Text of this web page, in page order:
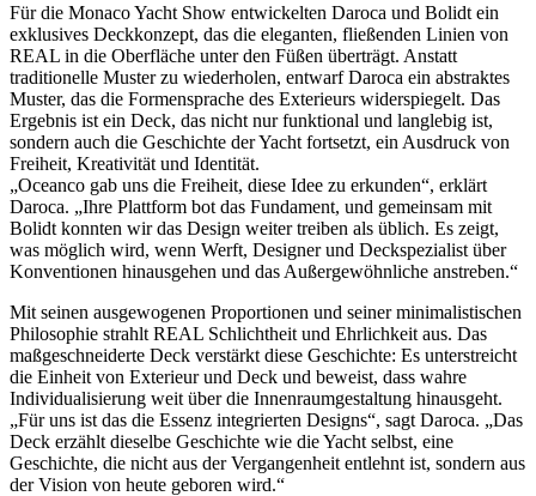
Für die Monaco Yacht Show entwickelten Daroca und Bolidt ein
exklusives Deckkonzept, das die eleganten, fließenden Linien von
REAL in die Oberfläche unter den Füßen überträgt. Anstatt
traditionelle Muster zu wiederholen, entwarf Daroca ein abstraktes
Muster, das die Formensprache des Exterieurs widerspiegelt. Das
Ergebnis ist ein Deck, das nicht nur funktional und langlebig ist,
sondern auch die Geschichte der Yacht fortsetzt, ein Ausdruck von
Freiheit, Kreativität und Identität.
„Oceanco gab uns die Freiheit, diese Idee zu erkunden“, erklärt
Daroca. „Ihre Plattform bot das Fundament, und gemeinsam mit
Bolidt konnten wir das Design weiter treiben als üblich. Es zeigt,
was möglich wird, wenn Werft, Designer und Deckspezialist über
Konventionen hinausgehen und das Außergewöhnliche anstreben.“
Mit seinen ausgewogenen Proportionen und seiner minimalistischen
Philosophie strahlt REAL Schlichtheit und Ehrlichkeit aus. Das
maßgeschneiderte Deck verstärkt diese Geschichte: Es unterstreicht
die Einheit von Exterieur und Deck und beweist, dass wahre
Individualisierung weit über die Innenraumgestaltung hinausgeht.
„Für uns ist das die Essenz integrierten Designs“, sagt Daroca. „Das
Deck erzählt dieselbe Geschichte wie die Yacht selbst, eine
Geschichte, die nicht aus der Vergangenheit entlehnt ist, sondern aus
der Vision von heute geboren wird.“